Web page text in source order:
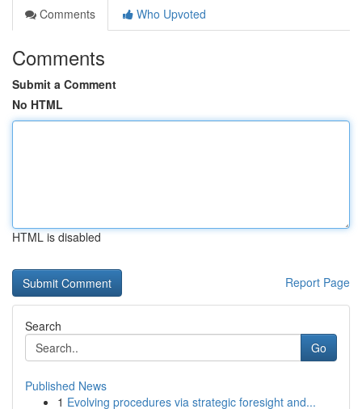
Comments
Who Upvoted
Comments
Submit a Comment
No HTML
HTML is disabled
Report Page
Search
Go
Published News
1 Evolving procedures via strategic foresight and...